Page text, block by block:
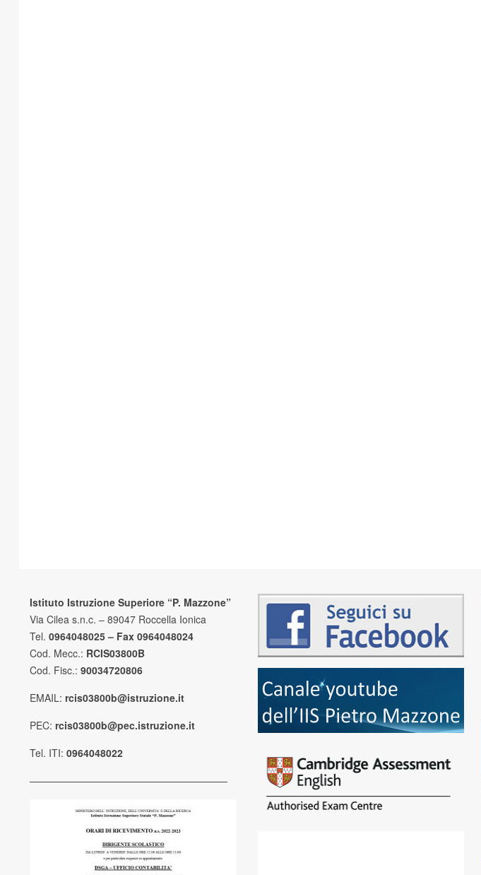
Istituto Istruzione Superiore “P. Mazzone”
Via Cilea s.n.c. – 89047 Roccella Ionica
Tel. 0964048025 – Fax 0964048024
Cod. Mecc.: RCIS03800B
Cod. Fisc.: 90034720806
EMAIL: rcis03800b@istruzione.it
PEC: rcis03800b@pec.istruzione.it
Tel. ITI: 0964048022
————————————————————